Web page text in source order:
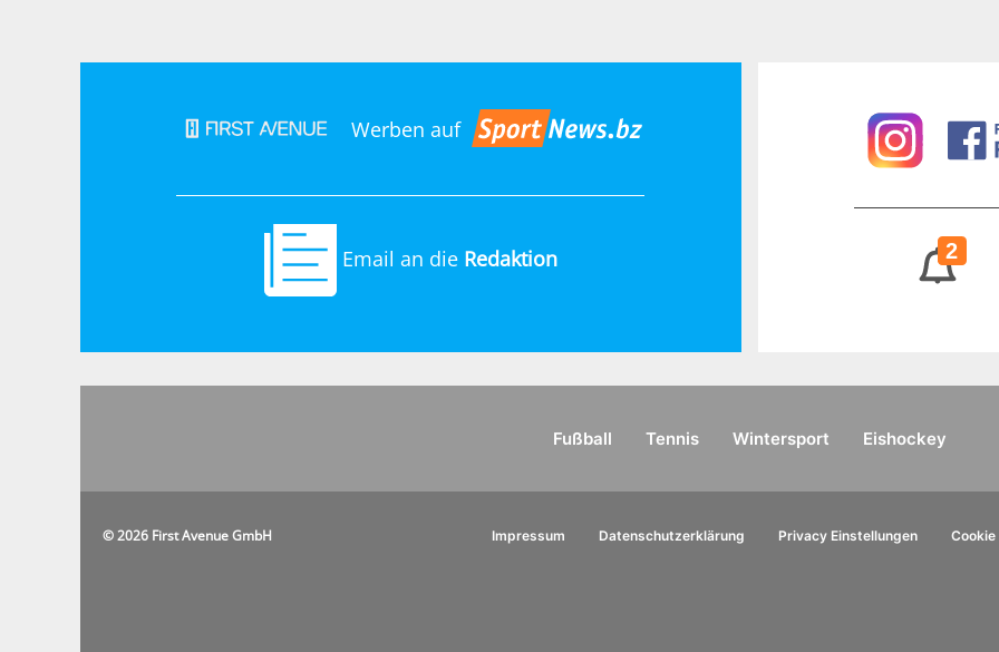
Werben auf
Email an die Redaktion 2
Fußball Tennis Wintersport Eishockey
© 2026 First Avenue GmbH Impressum Datenschutzerklärung Privacy Einstellungen